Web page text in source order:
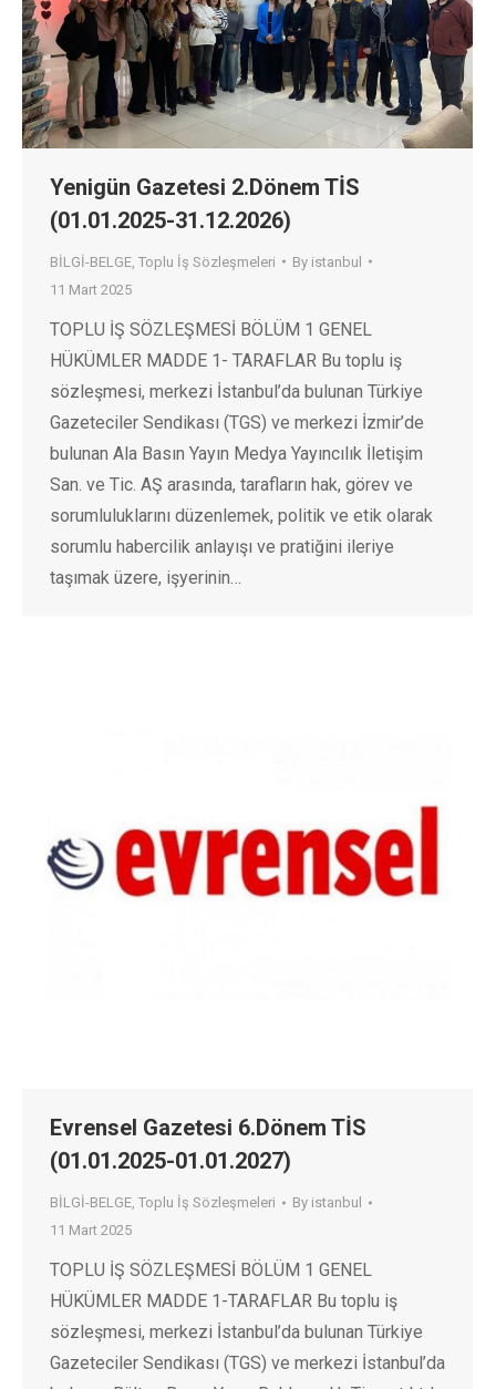
Yenigün Gazetesi 2.Dönem TİS
(01.01.2025-31.12.2026)
BİLGİ-BELGE Toplu İş Sözleşmeleri By istanbul
11 Mart 2025
TOPLU İŞ SÖZLEŞMESİ BÖLÜM 1 GENEL
HÜKÜMLER MADDE 1- TARAFLAR Bu toplu iş
sözleşmesi, merkezi İstanbul’da bulunan Türkiye
Gazeteciler Sendikası (TGS) ve merkezi İzmir’de
bulunan Ala Basın Yayın Medya Yayıncılık İletişim
San. ve Tic. AŞ arasında, tarafların hak, görev ve
sorumluluklarını düzenlemek, politik ve etik olarak
sorumlu habercilik anlayışı ve pratiğini ileriye
taşımak üzere, işyerinin…
Evrensel Gazetesi 6.Dönem TİS
(01.01.2025-01.01.2027)
BİLGİ-BELGE, Toplu İş Sözleşmeleri By istanbul
11 Mart 2025
TOPLU İŞ SÖZLEŞMESİ BÖLÜM 1 GENEL
HÜKÜMLER MADDE 1-TARAFLAR Bu toplu iş
sözleşmesi, merkezi İstanbul’da bulunan Türkiye
Gazeteciler Sendikası (TGS) ve merkezi İstanbul’da